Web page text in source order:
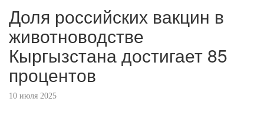
Доля российских вакцин в
животноводстве
Кыргызстана достигает 85
процентов
10 июля 2025